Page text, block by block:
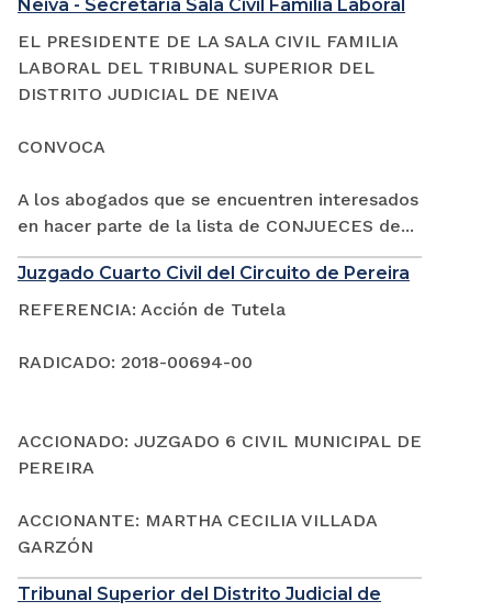
Neiva - Secretaría Sala Civil Familia Laboral
EL PRESIDENTE DE LA SALA CIVIL FAMILIA
LABORAL DEL TRIBUNAL SUPERIOR DEL
DISTRITO JUDICIAL DE NEIVA
CONVOCA
A los abogados que se encuentren interesados
en hacer parte de la lista de CONJUECES de...
Juzgado Cuarto Civil del Circuito de Pereira
REFERENCIA: Acción de Tutela
RADICADO: 2018-00694-00
ACCIONADO: JUZGADO 6 CIVIL MUNICIPAL DE
PEREIRA
ACCIONANTE: MARTHA CECILIA VILLADA
GARZÓN
Tribunal Superior del Distrito Judicial de